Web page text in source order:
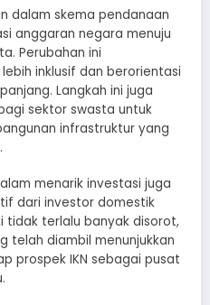
dalam skema pendanaan
anggaran negara menuju
Perubahan ini
inklusif dan berorientasi
Langkah ini juga
sektor swasta untuk
infrastruktur yang
menarik investasi juga
dari investor domestik
tidak terlalu banyak disorot,
telah diambil menunjukkan
prospek IKN sebagai pusat